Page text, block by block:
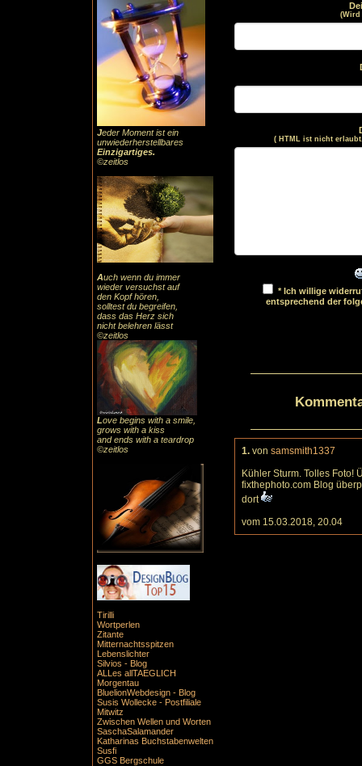
Jeder Moment ist ein
unwiederherstellbares
Einzigartiges.
©zeitlos
Auch wenn du immer
wieder versuchst auf
den Kopf hören,
solltest du begreifen,
dass das Herz sich
nicht belehren lässt
©zeitlos
Love begins with a smile,
grows with a kiss
and ends with a teardrop
©zeitlos
Tirilli
Wortperlen
Zitante
Mitternachtsspitzen
Lebenslichter
Silvios - Blog
ALLes allTAEGLICH
Morgentau
BluelionWebdesign - Blog
Susis Wollecke - Postfiliale
Mitwitz
Zwischen Wellen und Worten
SaschaSalamander
Katharinas Buchstabenwelten
Susfi
GGS Bergschule
(Wird
( HTML ist nicht
* Ich willige
entsprechend der
1. von samsmith1337
Kühler Sturm. Tolles Foto!
fixthephoto.com Blog
dort
vom 15.03.2018, 20.04